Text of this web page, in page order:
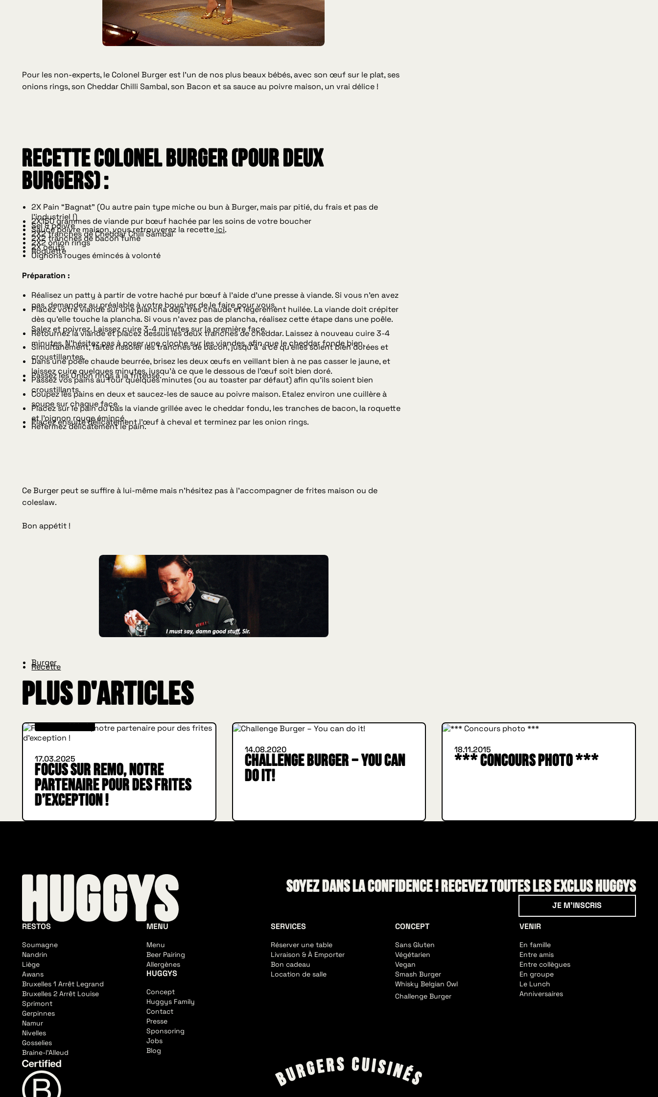
Pour les non-experts, le Colonel Burger est l’un de nos plus beaux bébés, avec son œuf sur le plat, ses
onions rings, son Cheddar Chilli Sambal, son Bacon et sa sauce au poivre maison, un vrai délice !
Recette Colonel Burger (pour deux
Burgers) :
2X Pain “Bagnat” (Ou autre pain type miche ou bun à Burger, mais par pitié, du frais et pas de
l’industriel !)
2X150 grammes de viande pur bœuf hachée par les soins de votre boucher
Sel & poivre
Sauce poivre maison, vous retrouverez la recette ici.
2X2 tranches de Cheddar Chili Sambal
2X2 tranches de bacon fumé
2X2 onion rings
2X oeufs
Roquette
Oignons rouges émincés à volonté
Préparation :
Réalisez un patty à partir de votre haché pur bœuf à l’aide d’une presse à viande. Si vous n’en avez
pas, demandez au préalable à votre boucher de le faire pour vous.
Placez votre viande sur une plancha déjà très chaude et légèrement huilée. La viande doit crépiter
dès qu’elle touche la plancha. Si vous n’avez pas de plancha, réalisez cette étape dans une poêle.
Salez et poivrez. Laissez cuire 3-4 minutes sur la première face.
Retournez la viande et placez dessus les deux tranches de cheddar. Laissez à nouveau cuire 3-4
minutes. N’hésitez pas à poser une cloche sur les viandes, afin que le cheddar fonde bien.
Simultanément, faites rissoler les tranches de bacon, jusqu’à ‘à ce qu’elles soient bien dorées et
croustillantes.
Dans une poêle chaude beurrée, brisez les deux œufs en veillant bien à ne pas casser le jaune, et
laissez cuire quelques minutes, jusqu’à ce que le dessous de l’œuf soit bien doré.
Passez les Onion rings à la friteuse.
Passez vos pains au four quelques minutes (ou au toaster par défaut) afin qu’ils soient bien
croustillants.
Coupez les pains en deux et saucez-les de sauce au poivre maison. Etalez environ une cuillère à
soupe sur chaque face.
Placez sur le pain du bas la viande grillée avec le cheddar fondu, les tranches de bacon, la roquette
et l’oignon rouge émincé.
Placez ensuite délicatement l’œuf à cheval et terminez par les onion rings.
Refermez délicatement le pain.
Ce Burger peut se suffire à lui-même mais n’hésitez pas à l’accompagner de frites maison ou de
coleslaw.
Bon appétit !
Burger
Recette
Plus d'articles
INSIDE HUGGYS
17.03.2025
Focus sur Remo, notre
partenaire pour des frites
d’exception !
14.08.2020
Challenge Burger – You can
do it!
18.11.2015
*** Concours photo ***
Soyez dans la confidence ! Recevez toutes les exclus HUGGYS
Je m'inscris
JE M'INSCRIS
RESTOS
Soumagne
Nandrin
Liège
Awans
Bruxelles 1 Arrêt Legrand
Bruxelles 2 Arrêt Louise
Sprimont
Gerpinnes
Namur
Nivelles
Gosselies
Braine-l'Alleud
MENU
Menu
Beer Pairing
Allergènes
HUGGYS
Concept
Huggys Family
Contact
Presse
Sponsoring
Jobs
Blog
SERVICES
Réserver une table
Livraison & À Emporter
Bon cadeau
Location de salle
CONCEPT
Sans Gluten
Végétarien
Vegan
Smash Burger
Whisky Belgian Owl
Challenge Burger
VENIR
En famille
Entre amis
Entre collègues
En groupe
Le Lunch
Anniversaires